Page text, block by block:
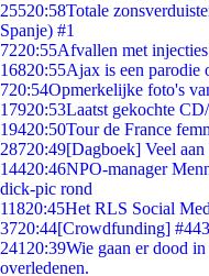
25520:58Totale
Spanje) #1
7220:55Afvallen met
16820:55Ajax is een parodie
720:54Opmerkelijke foto's
17920:53Laatst gekochte
19420:50Tour de France
28720:49[Dagboek] Veel
14420:46NPO-manager
dick-pic rond
11820:45Het RLS Social
3720:44[Crowdfunding]
241 20:39Wie gaan er dood
overledenen.